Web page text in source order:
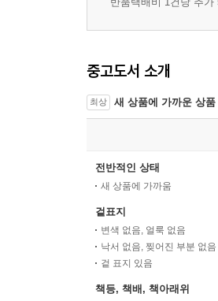
중고도서 소개
최상 새 상품에 가까운 상품
전반적인 상태
새 상품에 가까움
겉표지
변색 없음, 얼룩 없음
낙서 없음, 찢어진 부분 없음
겉 표지 있음
책등, 책배, 책아래위